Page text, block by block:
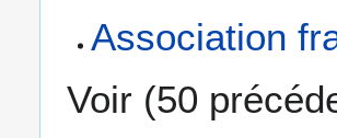
Association
Voir (50